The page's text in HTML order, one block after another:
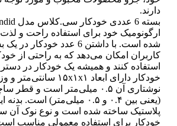
دارند.
ارگونومیک خود برای استفاده راحت و
شده است. با داشتن 6 عدد
کاربران امکان می‌دهد که به راحتی از
استفاده کنند و همیشه یک خودکار در
(یعنی بین ۰.۴ و ۰.۵ میلی‌متر)
پلاستیک ساخته شده است و نوع نوک آن
خودکار برای استفاده معمولی مناسب